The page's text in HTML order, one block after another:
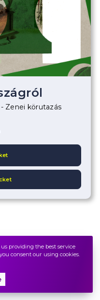
Zenei körutazás
providing the best service
consent our using cookies.